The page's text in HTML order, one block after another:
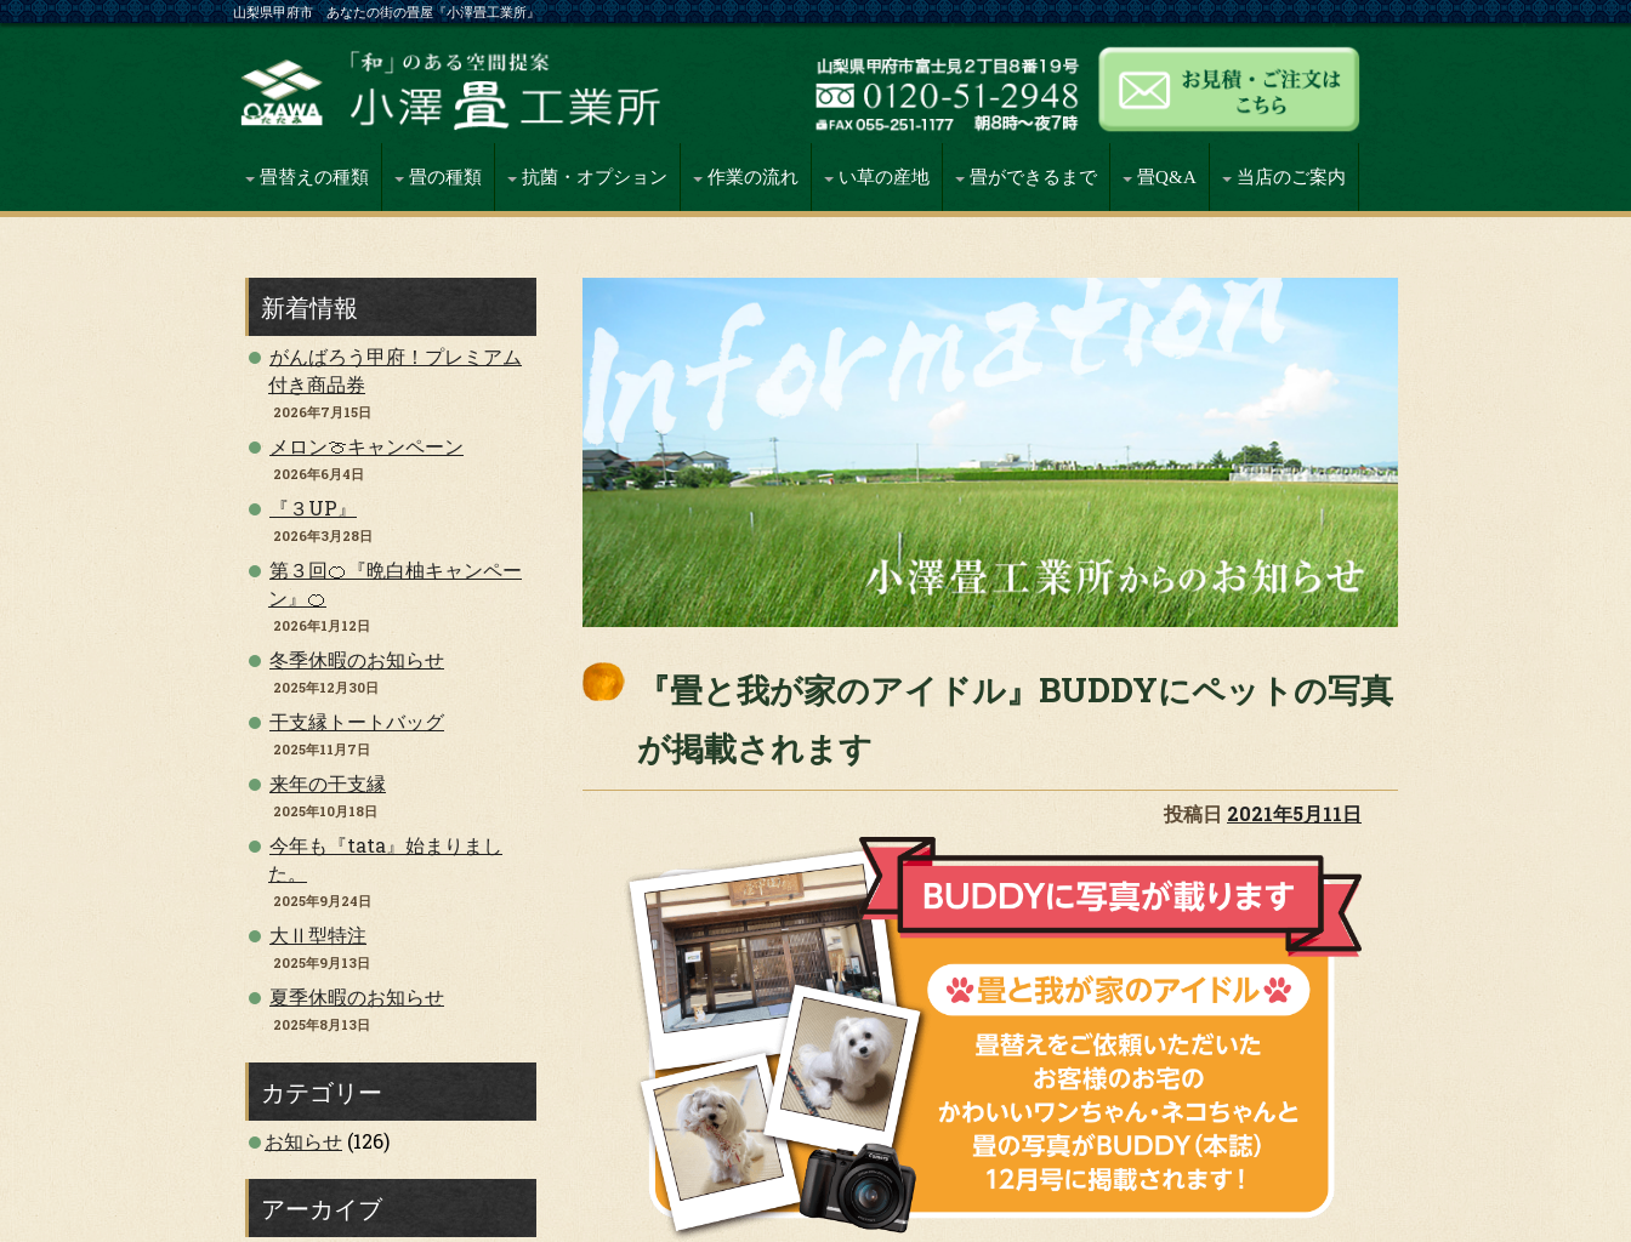
山梨県甲府市 あなたの街の畳屋『小澤畳工業所』
畳替えの種類 畳の種類 抗菌・オプション 作業の流れ い草の産地 畳ができるまで 畳Q&A 当店のご案内
『畳と我が家のアイドル』BUDDYにペットの写真
が掲載されます
投稿日 2021年5月11日
新着情報
がんばろう甲府！プレミアム
付き商品券
2026年7月15日
メロン🍈キャンペーン
2026年6月4日
『３UP』
2026年3月28日
第３回🍊『晩白柚キャンペー
ン』🍊
2026年1月12日
冬季休暇のお知らせ
2025年12月30日
干支縁トートバッグ
2025年11月7日
来年の干支縁
2025年10月18日
今年も『tata』始まりまし
た。
2025年9月24日
大Ⅱ型特注
2025年9月13日
夏季休暇のお知らせ
2025年8月13日
カテゴリー
お知らせ (126)
アーカイブ